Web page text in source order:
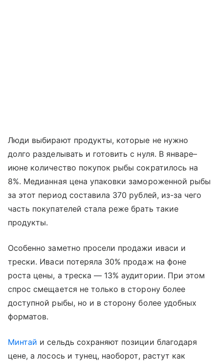
Люди выбирают продукты, которые не нужно
долго разделывать и готовить с нуля. В январе–
июне количество покупок рыбы сократилось на
8%. Медианная цена упаковки замороженной рыбы
за этот период составила 370 рублей, из-за чего
часть покупателей стала реже брать такие
продукты.
Особенно заметно просели продажи иваси и
трески. Иваси потеряла 30% продаж на фоне
роста цены, а треска — 13% аудитории. При этом
спрос смещается не только в сторону более
доступной рыбы, но и в сторону более удобных
форматов.
Минтай и сельдь сохраняют позиции благодаря
цене, а лосось и тунец, наоборот, растут как